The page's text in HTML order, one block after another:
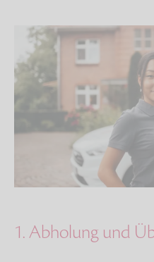
1. Abholung und